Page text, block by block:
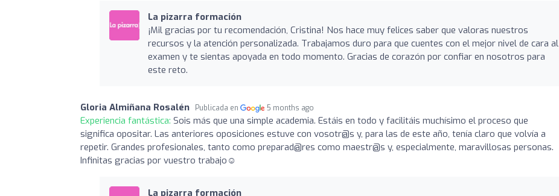
La pizarra formación
¡Mil gracias por tu recomendación, Cristina! Nos hace muy felices saber que valoras nuestros
recursos y la atención personalizada. Trabajamos duro para que cuentes con el mejor nivel de cara al
examen y te sientas apoyada en todo momento. Gracias de corazón por confiar en nosotros para
este reto.
Gloria Almiñana Rosalén Publicada en 5 months ago
Experiencia fantástica: Sois más que una simple academia. Estáis en todo y facilitáis muchísimo el proceso que
significa opositar. Las anteriores oposiciones estuve con vosotr@s y, para las de este año, tenía claro que volvía a
repetir. Grandes profesionales, tanto como preparad@res como maestr@s y, especialmente, maravillosas personas.
Infinitas gracias por vuestro trabajo☺️
La pizarra formación